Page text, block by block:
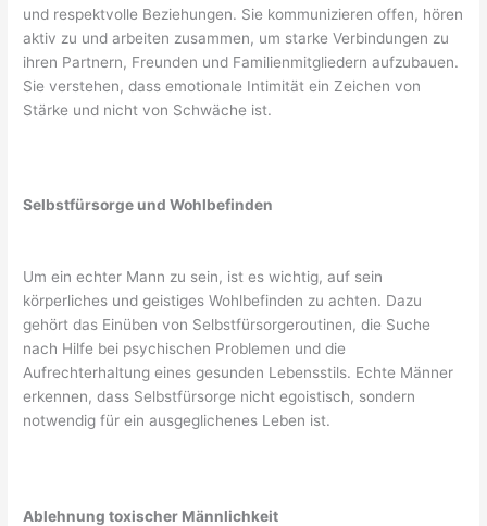
und respektvolle Beziehungen. Sie kommunizieren offen, hören
aktiv zu und arbeiten zusammen, um starke Verbindungen zu
ihren Partnern, Freunden und Familienmitgliedern aufzubauen.
Sie verstehen, dass emotionale Intimität ein Zeichen von
Stärke und nicht von Schwäche ist.
Selbstfürsorge und Wohlbefinden
Um ein echter Mann zu sein, ist es wichtig, auf sein
körperliches und geistiges Wohlbefinden zu achten. Dazu
gehört das Einüben von Selbstfürsorgeroutinen, die Suche
nach Hilfe bei psychischen Problemen und die
Aufrechterhaltung eines gesunden Lebensstils. Echte Männer
erkennen, dass Selbstfürsorge nicht egoistisch, sondern
notwendig für ein ausgeglichenes Leben ist.
Ablehnung toxischer Männlichkeit